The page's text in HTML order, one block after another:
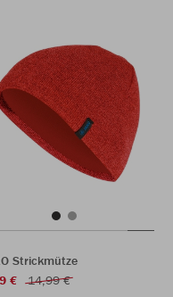
Strickmütze
€
14,99 €